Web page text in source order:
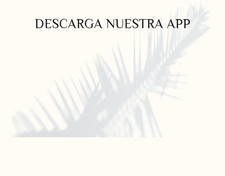
DESCARGA NUESTRA APP